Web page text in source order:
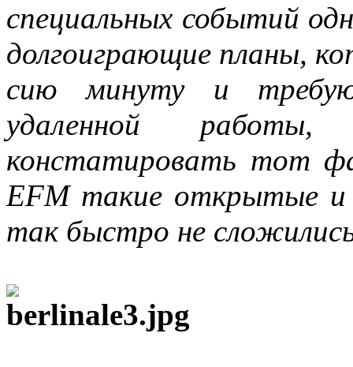
специальных событий
долгоиграющие планы,
сию минуту и
удаленной
констатировать тот
EFM такие открытые
так быстро не